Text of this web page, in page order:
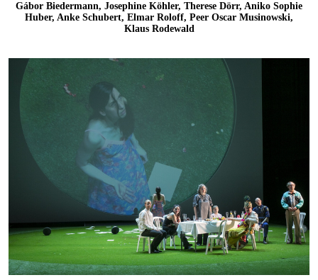
Gábor Biedermann, Josephine Köhler, Therese Dörr, Aniko Sophie
Huber, Anke Schubert, Elmar Roloff, Peer Oscar Musinowski,
Klaus Rodewald